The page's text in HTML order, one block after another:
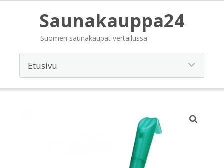
Saunakauppa24
Suomen saunakaupat vertailussa